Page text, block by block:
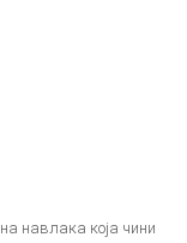
навлака која чини